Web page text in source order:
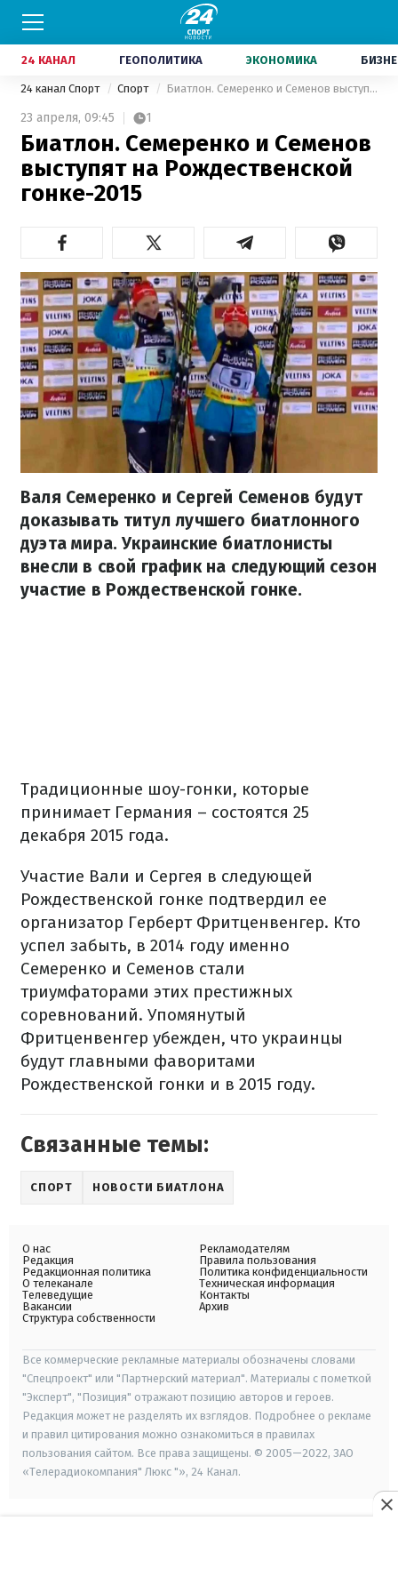
24 КАНАЛ ГЕОПОЛИТИКА ЭКОНОМИКА
24 канал Спорт Спорт Биатлон. Семеренко и Семенов выступят на Рождественской гонке-2015
23 апреля, 09:45 1
Биатлон. Семеренко и Семенов
выступят на Рождественской
гонке-2015
Валя Семеренко и Сергей Семенов будут
доказывать титул лучшего биатлонного
дуэта мира. Украинские биатлонисты
внесли в свой график на следующий сезон
участие в Рождественской гонке.
Традиционные шоу-гонки, которые
принимает Германия – состоятся 25
декабря 2015 года.
Участие Вали и Сергея в следующей
Рождественской гонке подтвердил ее
организатор Герберт Фритценвенгер. Кто
успел забыть, в 2014 году именно
Семеренко и Семенов стали
триумфаторами этих престижных
соревнований. Упомянутый
Фритценвенгер убежден, что украинцы
будут главными фаворитами
Рождественской гонки и в 2015 году.
Связанные темы:
СПОРТ НОВОСТИ БИАТЛОНА
О нас
Редакция
Редакционная политика
О телеканале
Телеведущие
Вакансии
Структура собственности
Рекламодателям
Правила пользования
Политика конфиденциальности
Техническая информация
Контакты
Архив
Все коммерческие рекламные материалы обозначены словами
"Спецпроект" или "Партнерский материал". Материалы с пометкой
"Эксперт", "Позиция" отражают позицию авторов и героев.
Редакция может не разделять их взглядов. Подробнее о рекламе
и правил цитирования можно ознакомиться в правилах
пользования сайтом. Все права защищены. © 2005—2022, ЗАО
«Телерадиокомпания" Люкс "», 24 Канал.